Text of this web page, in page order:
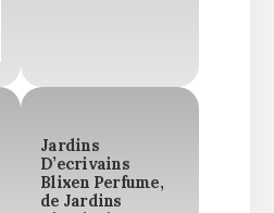
Jardins
D’ecrivains
Blixen Perfume,
de Jardins